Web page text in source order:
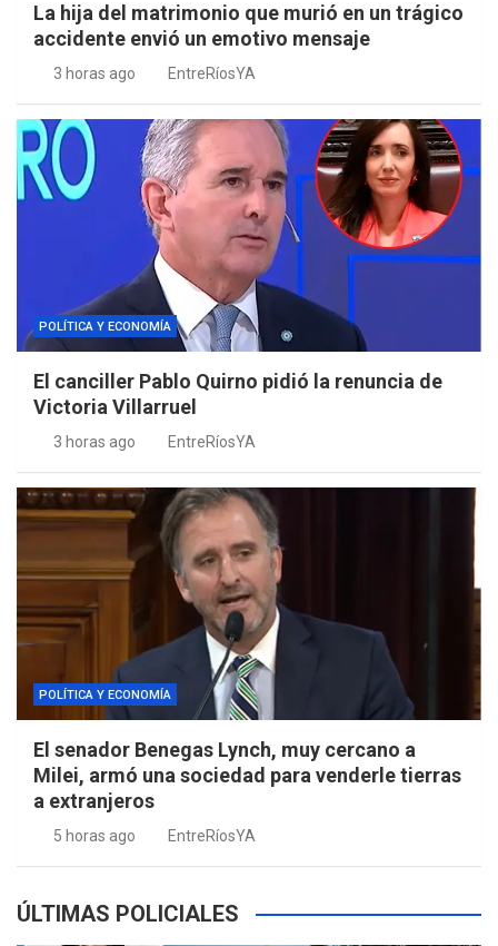
La hija del matrimonio que murió en un trágico
accidente envió un emotivo mensaje
3 horas ago EntreRíosYA
POLÍTICA Y ECONOMÍA
El canciller Pablo Quirno pidió la renuncia de
Victoria Villarruel
3 horas ago EntreRíosYA
POLÍTICA Y ECONOMÍA
El senador Benegas Lynch, muy cercano a
Milei, armó una sociedad para venderle tierras
a extranjeros
5 horas ago EntreRíosYA
ÚLTIMAS POLICIALES